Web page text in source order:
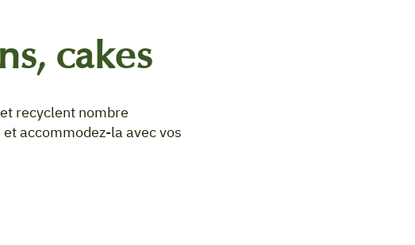
cakes
recyclent nombre
accommodez-la avec vos